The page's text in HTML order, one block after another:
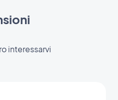
interessarvi